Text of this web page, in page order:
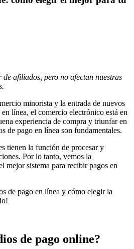
de afiliados, pero no afectan nuestras
minorista y la entrada de nuevos
línea, el comercio electrónico está en
experiencia de compra y triunfar en
de pago en línea son fundamentales.
tienen la función de procesar y
Por lo tanto, vemos la
mejor sistema para recibir pagos en
de pago en línea y cómo elegir la
de pago online?